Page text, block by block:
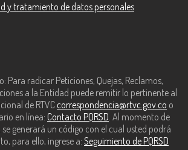
y tratamiento de datos personales
Para radicar Peticiones, Quejas, Reclamos,
a la Entidad puede remitir lo pertinente al
de RTVC correspondencia@rtvc.gov.co o
en línea: Contacto PQRSD. Al momento de
generará un código con el cual usted podrá
para ello, ingrese a: Seguimiento de PQRSD